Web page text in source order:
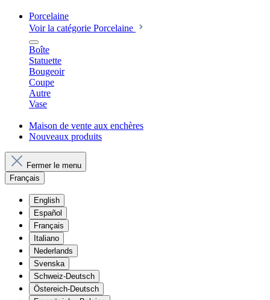
Porcelaine
Voir la catégorie Porcelaine
Boîte
Statuette
Bougeoir
Coupe
Autre
Vase
Maison de vente aux enchères
Nouveaux produits
Fermer le menu
Français
English
Español
Français
Italiano
Nederlands
Svenska
Schweiz-Deutsch
Östereich-Deutsch